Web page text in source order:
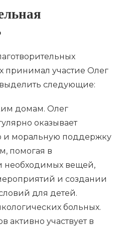
принимал участие Олег
следующие:
домам. Олег
оказывает
и моральную поддержку
помогая в
необходимых вещей,
и создании
для детей.
больных.
активно участвует в